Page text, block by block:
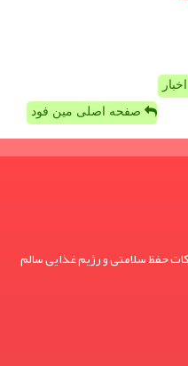
صفحه اصلی مین فود
حفظ سلامتی و رژیم غذایی سالم